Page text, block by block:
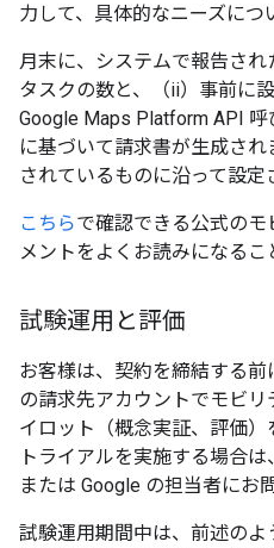
力して、具体的なニーズにつ
月末に、システムで報告さ
タスクの数と、（ii）事前に
Google Maps Platform API 呼
に基づいて請求書が生成さ
されているものに沿って設定
こちらで確認できる公式の
メントをよくお読みになるこ
試験運用と評価
お客様は、契約を締結する
の請求先アカウントでモビ
イロット（概念実証、評価）
トライアルを実施する場合
または Google の担当者にお
試験運用期間中は、前述の